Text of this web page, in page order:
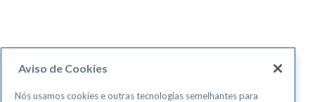
Aviso de Cookies
Nós usamos cookies e outras tecnologias semelhantes para